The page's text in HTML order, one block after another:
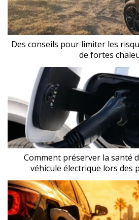
Des conseils pour limiter les
de fortes
Comment préserver la santé
véhicule électrique lors des